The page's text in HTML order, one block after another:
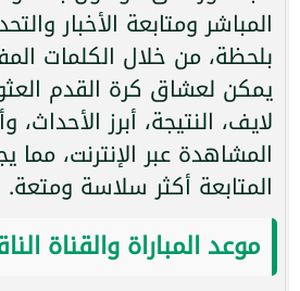
المباشر ومتابعة الأخبار
بلحظة، من خلال الكلمات
يمكن لعشاق كرة القدم
لايف، النتيجة، أبرز
المشاهدة عبر الإنترنت، مما
المتابعة أكثر سلاسة ومتعة.
موعد المباراة والقناة